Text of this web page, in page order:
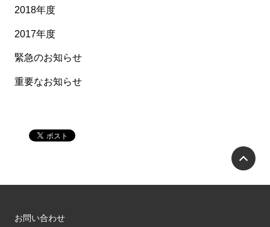
2018年度
2017年度
緊急のお知らせ
重要なお知らせ
お問い合わせ